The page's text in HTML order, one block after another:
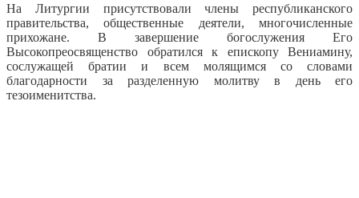
На Литургии присутствовали члены республиканского
правительства, общественные деятели, многочисленные
прихожане. В завершение богослужения Его
Высокопреосвященство обратился к епископу Вениамину,
сослужащей братии и всем молящимся со словами
благодарности за разделенную молитву в день его
тезоименитства.